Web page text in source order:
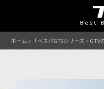
ホーム » 「ベスパGTSシリーズ・